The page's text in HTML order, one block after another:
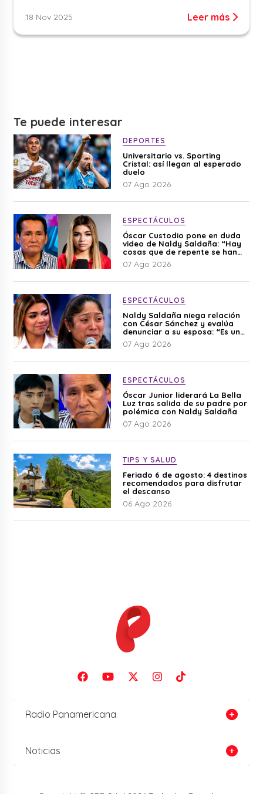
18 Nov 2025 Leer más
Te puede interesar
DEPORTES
Universitario vs. Sporting
Cristal: así llegan al esperado
duelo
07 Ago 2026
ESPECTÁCULOS
Óscar Custodio pone en duda
video de Naldy Saldaña: “Hay
cosas que de repente se han
editado”
07 Ago 2026
ESPECTÁCULOS
Naldy Saldaña niega relación
con César Sánchez y evalúa
denunciar a su esposa: “Es una
difamación”
07 Ago 2026
ESPECTÁCULOS
Óscar Junior liderará La Bella
Luz tras salida de su padre por
polémica con Naldy Saldaña
07 Ago 2026
TIPS Y SALUD
Feriado 6 de agosto: 4 destinos
recomendados para disfrutar
el descanso
06 Ago 2026
Radio Panamericana
Noticias